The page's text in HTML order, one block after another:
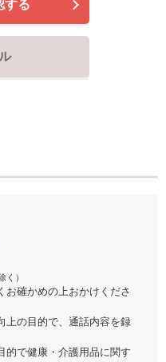
。
」というドメインで行い
で、健康・介護用品に関す
プ会社（ピジョンタヒラ株
り扱いについては、
たらお問い合わせくださ
する
く）
確かめの上おかけくださ
上の目的で、通話内容を録
で健康・介護用品に関す